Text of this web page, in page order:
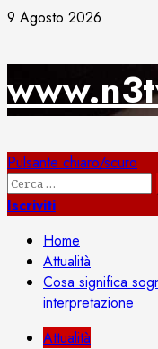
Vai
9 Agosto 2026
Menu
principale
Pulsante chiaro/scuro
Ricerca
per:
Iscriviti
Home
Attualità
Cosa significa
interpretazione
Attualità